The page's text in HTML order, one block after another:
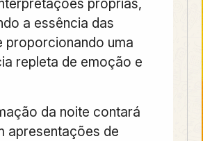
próprias,
a essência das
proporcionando uma
repleta de emoção e
da noite contará
apresentações de